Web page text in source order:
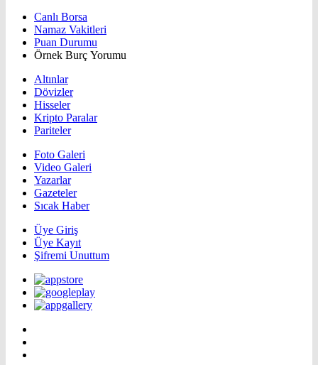
Canlı Borsa
Namaz Vakitleri
Puan Durumu
Örnek Burç Yorumu
Altınlar
Dövizler
Hisseler
Kripto Paralar
Pariteler
Foto Galeri
Video Galeri
Yazarlar
Gazeteler
Sıcak Haber
Üye Giriş
Üye Kayıt
Şifremi Unuttum